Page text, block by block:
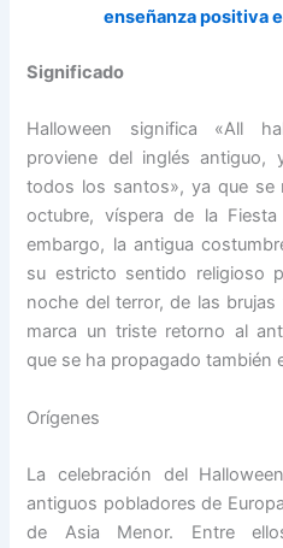
enseñanza positiva
Significado
Halloween significa «All
proviene del inglés antiguo,
todos los santos», ya que se
octubre, víspera de la
embargo, la antigua
su estricto sentido religioso
noche del terror, de las
marca un triste retorno al
que se ha propagado también
Orígenes
La celebración del
antiguos pobladores de
de Asia Menor. Entre